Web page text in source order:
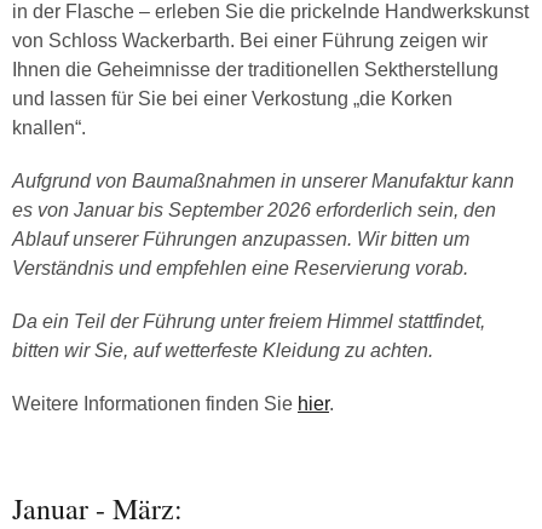
in der Flasche – erleben Sie die prickelnde Handwerkskunst
von Schloss Wackerbarth. Bei einer Führung zeigen wir
Ihnen die Geheimnisse der traditionellen Sektherstellung
und lassen für Sie bei einer Verkostung „die Korken
knallen“.
Aufgrund von Baumaßnahmen in unserer Manufaktur kann
es von Januar bis September 2026 erforderlich sein, den
Ablauf unserer Führungen anzupassen. Wir bitten um
Verständnis und empfehlen eine Reservierung vorab.
Da ein Teil der Führung unter freiem Himmel stattfindet,
bitten wir Sie, auf wetterfeste Kleidung zu achten.
Weitere Informationen finden Sie hier.
Januar - März: